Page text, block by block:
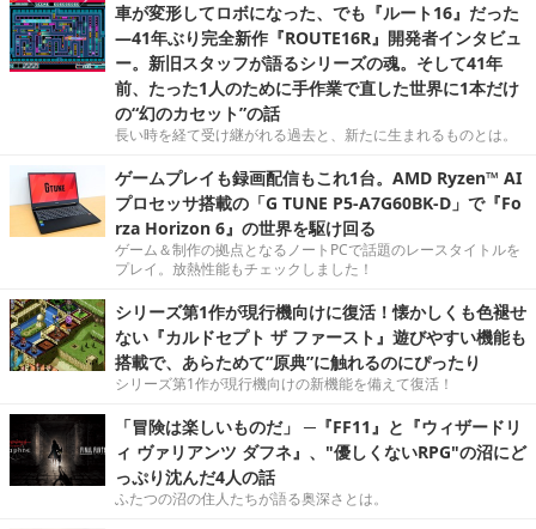
車が変形してロボになった、でも『ルート16』だった
―41年ぶり完全新作『ROUTE16R』開発者インタビュ
ー。新旧スタッフが語るシリーズの魂。そして41年
前、たった1人のために手作業で直した世界に1本だけ
の“幻のカセット”の話
長い時を経て受け継がれる過去と、新たに生まれるものとは。
ゲームプレイも録画配信もこれ1台。AMD Ryzen™ AI
プロセッサ搭載の「G TUNE P5-A7G60BK-D」で『Fo
rza Horizon 6』の世界を駆け回る
ゲーム＆制作の拠点となるノートPCで話題のレースタイトルを
プレイ。放熱性能もチェックしました！
シリーズ第1作が現行機向けに復活！懐かしくも色褪せ
ない『カルドセプト ザ ファースト』遊びやすい機能も
搭載で、あらためて“原典”に触れるのにぴったり
シリーズ第1作が現行機向けの新機能を備えて復活！
「冒険は楽しいものだ」 ─『FF11』と『ウィザードリ
ィ ヴァリアンツ ダフネ』、"優しくないRPG"の沼にど
っぷり沈んだ4人の話
ふたつの沼の住人たちが語る奥深さとは。